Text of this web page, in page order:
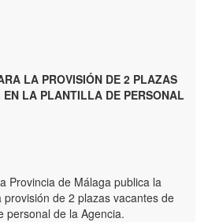
LA PROVISIÓN DE 2 PLAZAS
EN LA PLANTILLA DE PERSONAL
Provincia de Málaga publica la
de 2 plazas vacantes de
personal de la Agencia.